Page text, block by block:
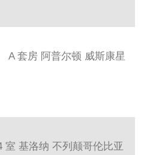
A 套房 阿普尔顿 威斯康星
室 基洛纳 不列颠哥伦比亚